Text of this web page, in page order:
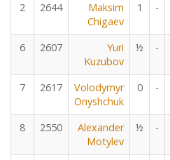
2 2644
Maksim
Chigaev
1 -
6 2607
Yuri
Kuzubov
½ -
7 2617
Volodymyr
Onyshchuk
0 -
8 2550
Alexander
Motylev
½ -